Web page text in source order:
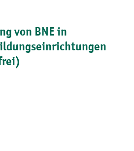
von BNE in